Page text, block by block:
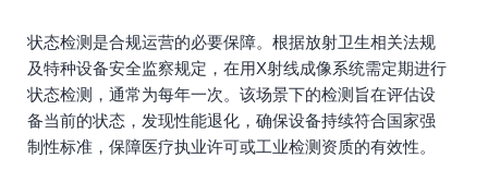
状态检测是合规运营的必要保障。根据放射卫生相关法规
及特种设备安全监察规定，在用X射线成像系统需定期进行
状态检测，通常为每年一次。该场景下的检测旨在评估设
备当前的状态，发现性能退化，确保设备持续符合国家强
制性标准，保障医疗执业许可或工业检测资质的有效性。